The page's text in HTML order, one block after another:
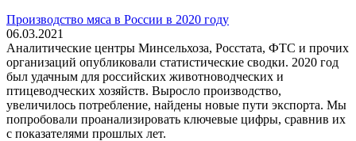
Производство мяса в России в 2020 году
06.03.2021
Аналитические центры Минсельхоза, Росстата, ФТС и прочих
организаций опубликовали статистические сводки. 2020 год
был удачным для российских животноводческих и
птицеводческих хозяйств. Выросло производство,
увеличилось потребление, найдены новые пути экспорта. Мы
попробовали проанализировать ключевые цифры, сравнив их
с показателями прошлых лет.